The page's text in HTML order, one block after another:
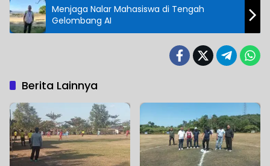
Menjaga Nalar Mahasiswa di Tengah
Gelombang AI
Berita Lainnya